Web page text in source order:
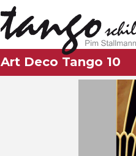
Art Deco Tango 10